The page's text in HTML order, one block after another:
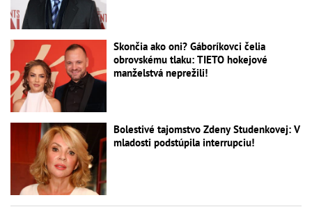
Skončia ako oni? Gáboríkovci čelia
obrovskému tlaku: TIETO hokejové
manželstvá neprežili!
Bolestivé tajomstvo Zdeny Studenkovej: V
mladosti podstúpila interrupciu!